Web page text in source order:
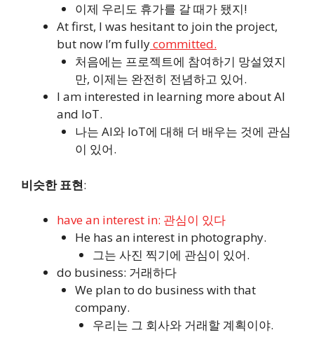
이제 우리도 휴가를 갈 때가 됐지!
At first, I was hesitant to join the project,
but now I’m fullycommitted.
처음에는 프로젝트에 참여하기 망설였지
만, 이제는 완전히 전념하고 있어.
I am interested in learning more about AI
and IoT.
나는 AI와 IoT에 대해 더 배우는 것에 관심
이 있어.
비슷한 표현:
have an interest in: 관심이 있다
He has an interest in photography.
그는 사진 찍기에 관심이 있어.
do business: 거래하다
We plan to do business with that
company.
우리는 그 회사와 거래할 계획이야.